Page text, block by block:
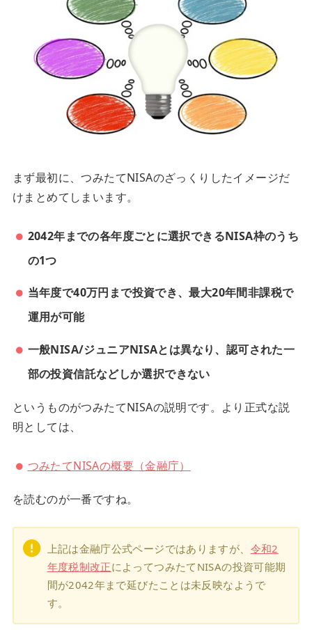
まず最初に、つみたてNISAのざっくりしたイメージだ
けまとめてしまいます。
2042年までの各年度ごとに選択できるNISA枠のうち
の1つ
当年度で40万円まで投資でき、最大20年間非課税で
運用が可能
一般NISA/ジュニアNISAとは異なり、認可された一
部の投資信託などしか選択できない
というものがつみたてNISAの説明です。より正式な説
明としては、
つみたてNISAの概要（金融庁）
を読むのが一番ですね。
上記は金融庁公式ページではありますが、 令和2
年度税制改正によってつみたてNISAの投資可能期
間が2042年まで延びたことは未反映なようで
す。